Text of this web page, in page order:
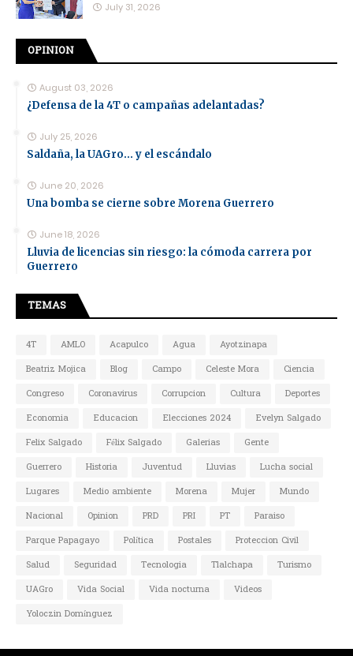
July 31, 2026
OPINION
August 03, 2026
¿Defensa de la 4T o campañas adelantadas?
July 25, 2026
Saldaña, la UAGro... y el escándalo
June 20, 2026
Una bomba se cierne sobre Morena Guerrero
June 18, 2026
Lluvia de licencias sin riesgo: la cómoda carrera por
Guerrero
TEMAS
4T AMLO Acapulco Agua
Ayotzinapa
Beatriz Mojica
Blog Campo Celeste Mora
Ciencia
Congreso
Coronavirus Corrupcion Cultura
Deportes
Economia
Educacion Elecciones 2024
Evelyn Salgado
Felix Salgado
Félix Salgado Galerias
Gente
Guerrero
Historia Juventud Lluvias
Lucha social
Lugares
Medio ambiente Morena Mujer
Mundo
Nacional
Opinion PRD PRI PT
Paraiso
Parque Papagayo
Política Postales
Proteccion Civil
Salud
Seguridad Tecnologia Tlalchapa
Turismo
UAGro
Vida Social Vida nocturna
Videos
Yoloczin Domínguez